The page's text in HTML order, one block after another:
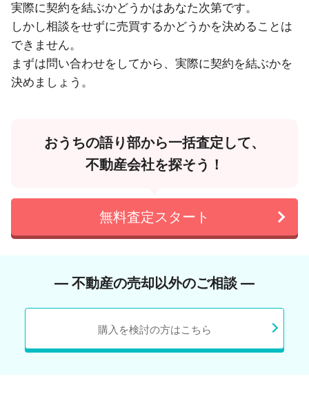
実際に契約を結ぶかどうかはあなた次第です。
しかし相談をせずに売買するかどうかを決めることは
できません。
まずは問い合わせをしてから、実際に契約を結ぶかを
決めましょう。
おうちの語り部から一括査定して、
不動産会社を探そう！
無料査定スタート
― 不動産の売却以外のご相談 ―
購入を検討の方はこちら